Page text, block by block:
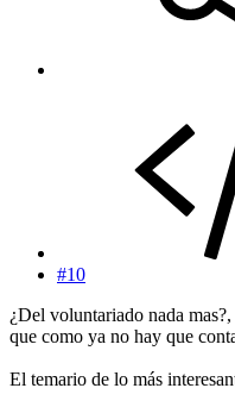
#10
¿Del voluntariado nada
que como ya no hay que
El temario de lo más